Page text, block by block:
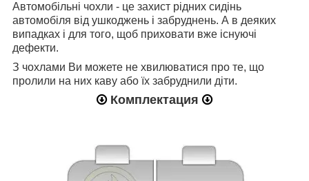
Автомобільні чохли - це захист рідних сидінь
автомобіля від ушкоджень і забруднень. А в деяких
випадках і для того, щоб приховати вже існуючі
дефекти.
З чохлами Ви можете не хвилюватися про те, що
пролили на них каву або їх забруднили діти.
Комплектация